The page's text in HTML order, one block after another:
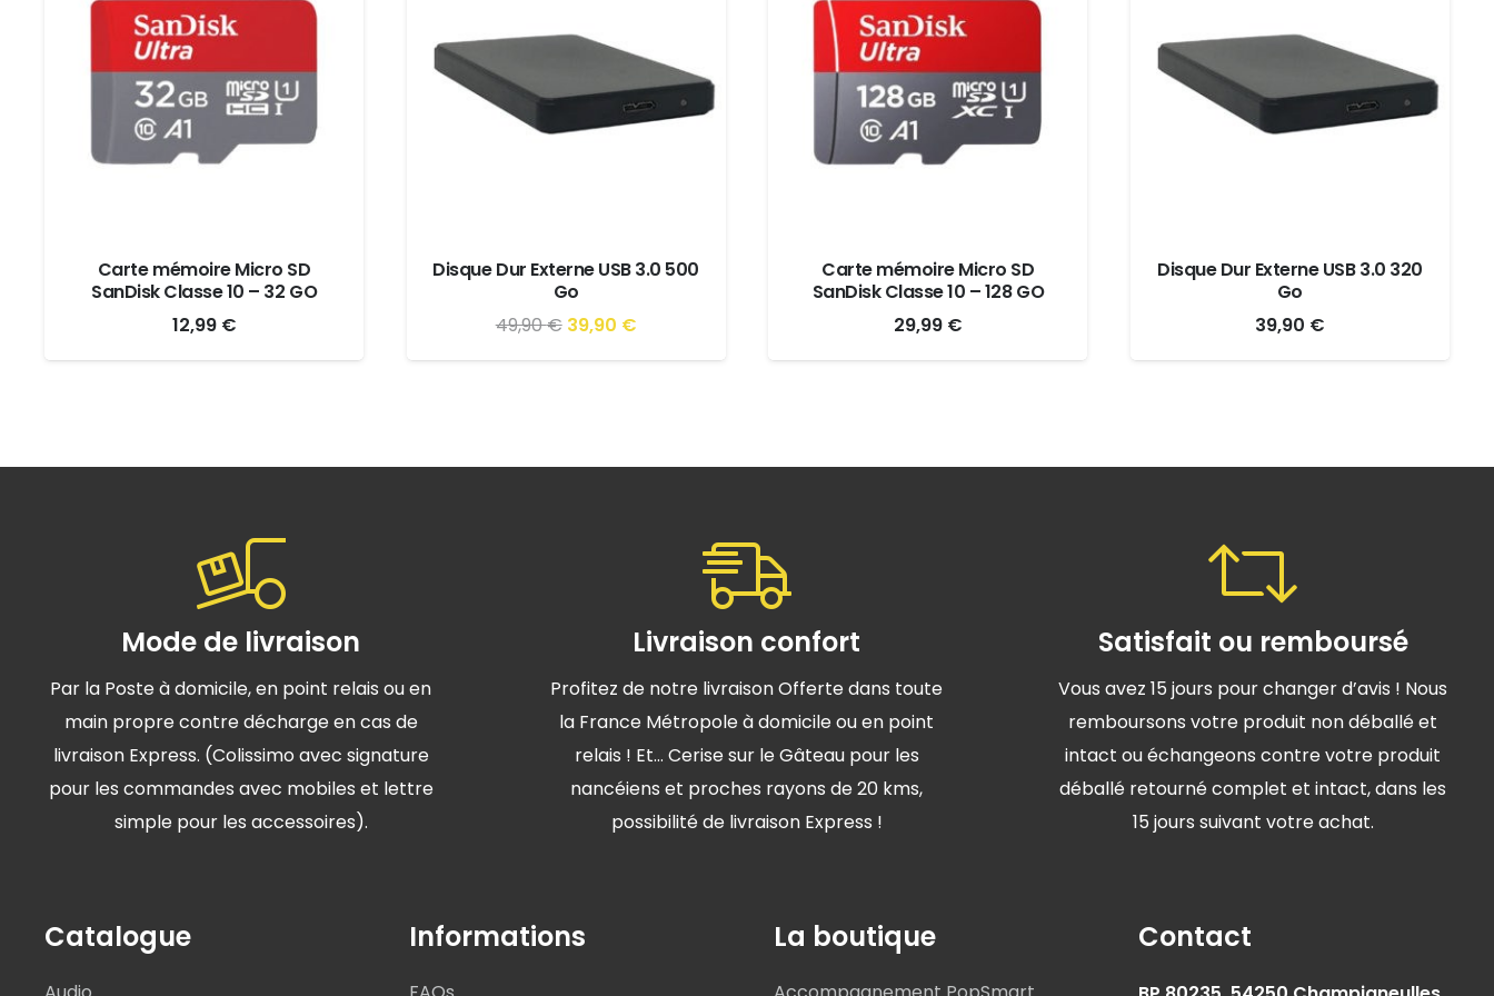
Carte mémoire Micro SD
SanDisk Classe 10 – 32 GO
12,99 €
Disque Dur Externe USB 3.0 500
Go
49,90€ Le
prix
39,90 €Le
prix
Carte mémoire Micro SD
SanDisk Classe 10 – 128 GO
29,99 €
Disque Dur Externe USB 3.0 320
Go
39,90 €
Mode de livraison
Par la Poste à domicile, en point relais ou en
main propre contre décharge en cas de
livraison Express. (Colissimo avec signature
pour les commandes avec mobiles et lettre
simple pour les accessoires).
Livraison confort
Profitez de notre livraison Offerte dans toute
la France Métropole à domicile ou en point
relais ! Et… Cerise sur le Gâteau pour les
nancéiens et proches rayons de 20 kms,
possibilité de livraison Express !
Satisfait ou remboursé
Vous avez 15 jours pour changer d’avis ! Nous
remboursons votre produit non déballé et
intact ou échangeons contre votre produit
déballé retourné complet et intact, dans les
15 jours suivant votre achat.
Catalogue Informations La boutique Contact